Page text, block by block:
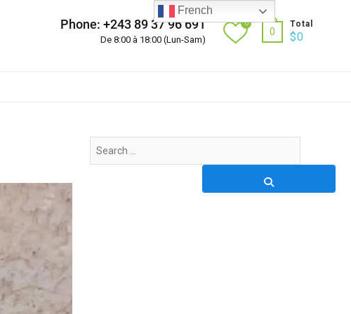
Phone: +243 89 37 96 691
De 8:00 à 18:00 (Lun-Sam)
0
0
Total
$0
Search
French